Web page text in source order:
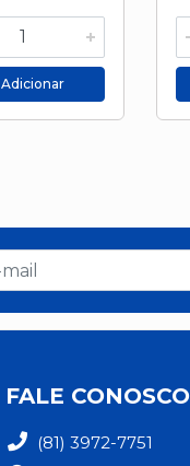
Adicionar
FALE CONOSCO
(81) 3972-7751